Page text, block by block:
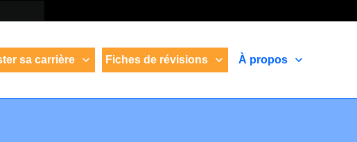
sa carrière Fiches de révisions À propos